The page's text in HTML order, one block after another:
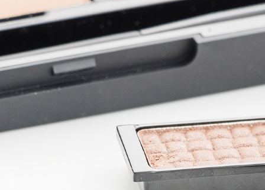
高效涂料桶专用机
PET 专用机
果筐领域
白色家电行业
日用化工行业
行业动态